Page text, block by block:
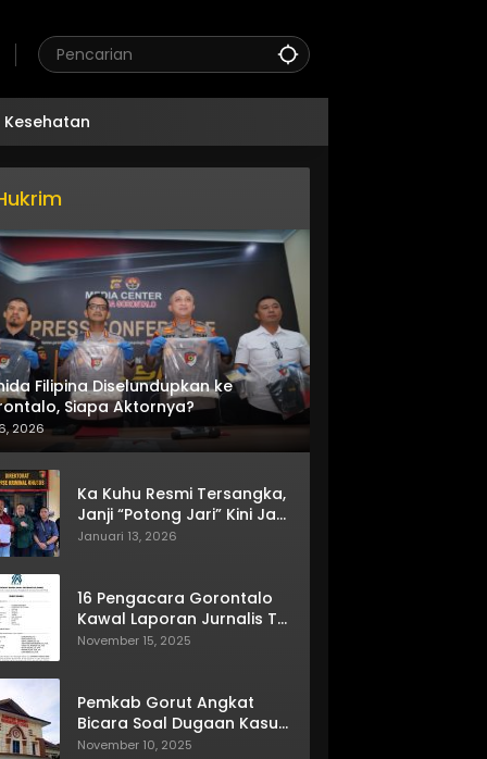
Kesehatan
Filipina Diselundupkan ke
Siapa Aktornya?
2026
Ka Kuhu Resmi Tersangka,
Janji “Potong Jari” Kini Jadi
Bumerang
Januari 13, 2026
16 Pengacara Gorontalo
Kawal Laporan Jurnalis TV
One
November 15, 2025
Pemkab Gorut Angkat
Bicara Soal Dugaan Kasus
Asusila Oknum ASN
November 10, 2025